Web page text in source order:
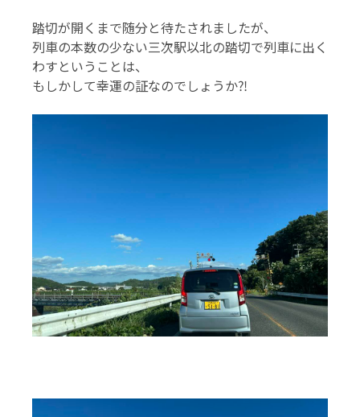
踏切が開くまで随分と待たされましたが、
列車の本数の少ない三次駅以北の踏切で列車に出く
わすということは、
もしかして幸運の証なのでしょうか⁈